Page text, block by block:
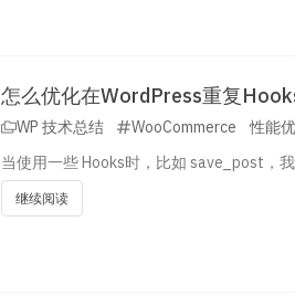
怎么优化在WordPress重复
WP 技术总结 WooCommerce 性能
当使用一些 Hooks时，比如 save_post，
继续阅读